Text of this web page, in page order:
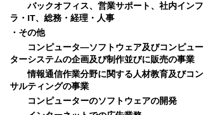
バックオフィス、営業サポート、社内インフ
ラ・IT、総務・経理・人事
・その他
コンピュータ―ソフトウェア及びコンピュー
ターシステムの企画及び制作並びに販売の事業
情報通信作業分野に関する人材教育及びコン
サルティングの事業
コンピューターのソフトウェアの開発